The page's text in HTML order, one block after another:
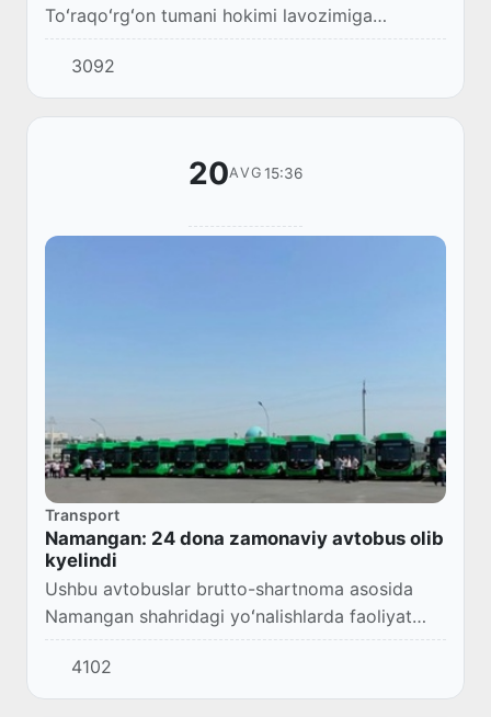
Toʻraqoʻrgʻon tumani hokimi lavozimiga
tayinlandi.
3092
20AVG 15:36
Transport
Namangan: 24 dona zamonaviy avtobus olib
kyelindi
Ushbu avtobuslar brutto-shartnoma asosida
Namangan shahridagi yoʻnalishlarda faoliyat
yuritadi.
4102